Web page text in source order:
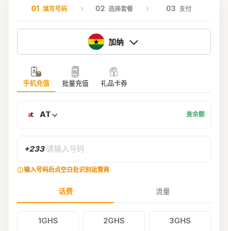
01 填写号码 02 选择套餐 03 支付
加纳
手机充值 批量充值 礼品卡券
AT 查余额
+233 请输入号码
输入号码后点空白处识别运营商
话费 流量
1GHS
2GHS
3GHS